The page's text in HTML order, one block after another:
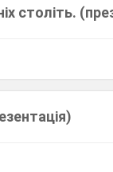
століть.